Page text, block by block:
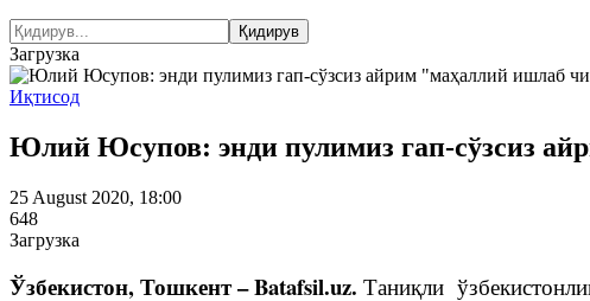
Загрузка
Иқтисод
Юлий Юсупов: энди пулимиз гап-сўзсиз
25 August 2020, 18:00
648
Загрузка
Ўзбекистон, Тошкент – Batafsil.uz. Таниқли